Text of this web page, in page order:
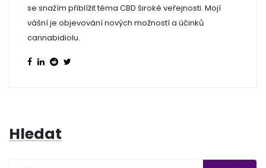
se snažím přiblížit téma CBD široké veřejnosti. Mojí
vášní je objevování nových možností a účinků
cannabidiolu.
Hledat